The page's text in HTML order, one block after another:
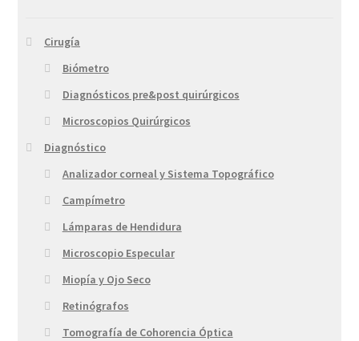
Cirugía
Biómetro
Diagnósticos pre&post quirúrgicos
Microscopios Quirúrgicos
Diagnóstico
Analizador corneal y Sistema Topográfico
Campímetro
Lámparas de Hendidura
Microscopio Especular
Miopía y Ojo Seco
Retinógrafos
Tomografía de Cohorencia Óptica